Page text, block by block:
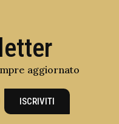
aggiornato
ISCRIVITI